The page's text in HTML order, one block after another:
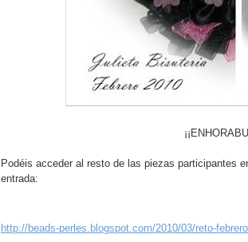
Podéis acceder al resto de las piezas participantes
entrada:
http://beads-perles.blogspot.com/2010/03/reto-